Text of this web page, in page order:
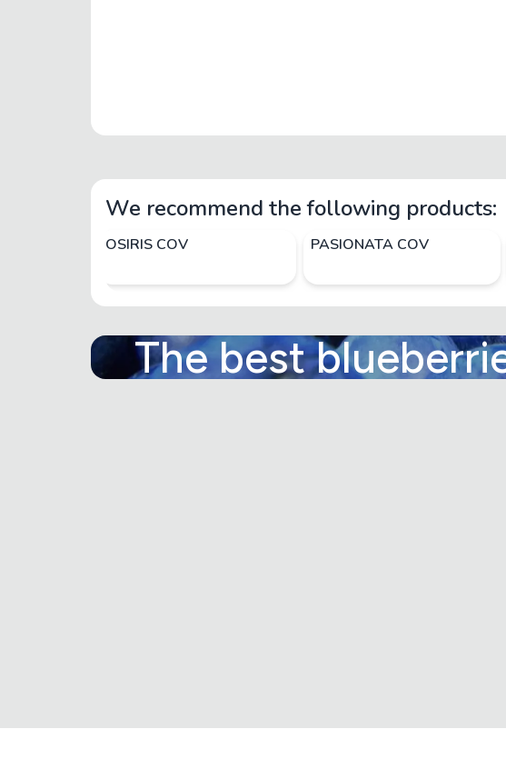
We recommend the following products:
OSIRIS COV PASIONATA COV
The best